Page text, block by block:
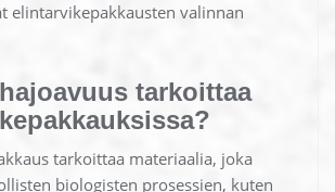
elintarvikepakkausten valinnan
tarkoittaa
tarkoittaa materiaalia, joka
biologisten prosessien, kuten